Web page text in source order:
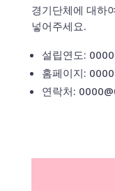
경기단체에 대하
넣어주세요.
설립연도:
홈페이지:
연락처: